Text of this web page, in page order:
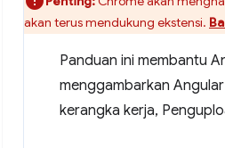
akan terus mendukung ekstensi.
Panduan ini membantu
menggambarkan
kerangka kerja,